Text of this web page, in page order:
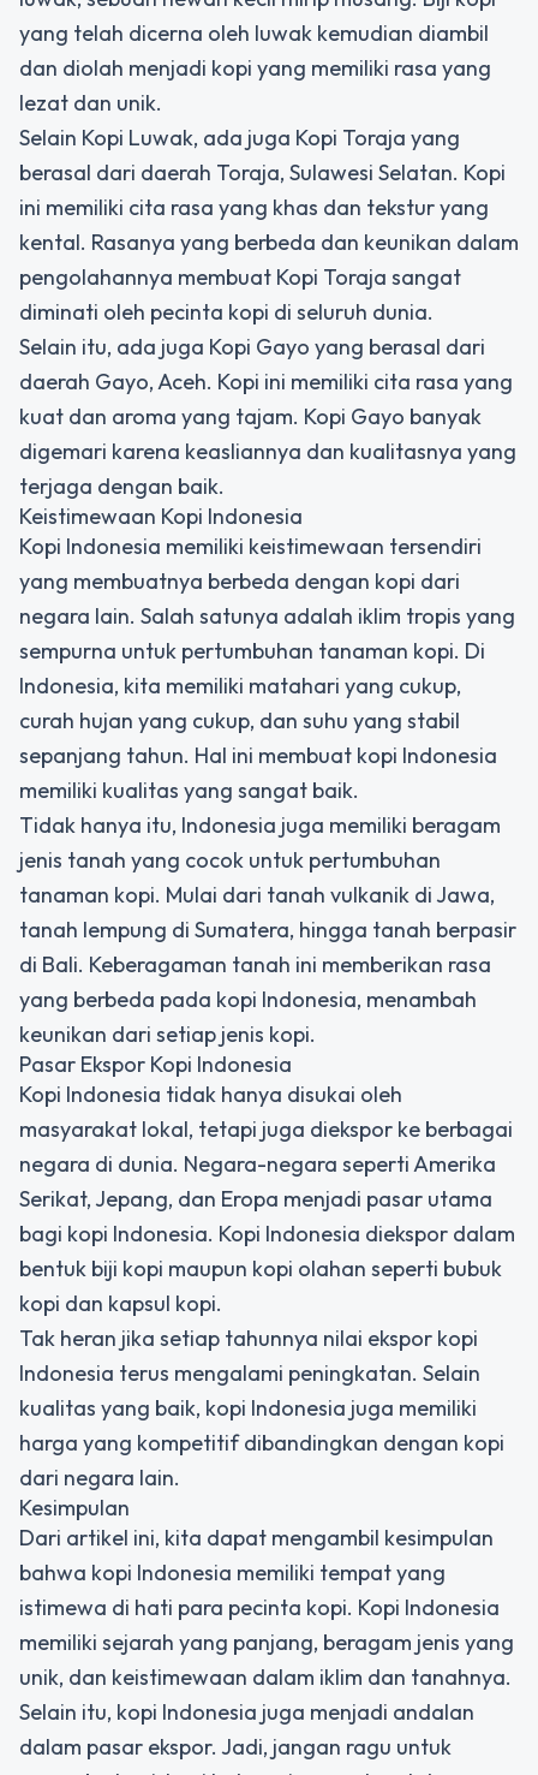
yang telah dicerna oleh luwak kemudian diambil
dan diolah menjadi kopi yang memiliki rasa yang
lezat dan unik.
Selain Kopi Luwak, ada juga Kopi Toraja yang
berasal dari daerah Toraja, Sulawesi Selatan. Kopi
ini memiliki cita rasa yang khas dan tekstur yang
kental. Rasanya yang berbeda dan keunikan dalam
pengolahannya membuat Kopi Toraja sangat
diminati oleh pecinta kopi di seluruh dunia.
Selain itu, ada juga Kopi Gayo yang berasal dari
daerah Gayo, Aceh. Kopi ini memiliki cita rasa yang
kuat dan aroma yang tajam. Kopi Gayo banyak
digemari karena keasliannya dan kualitasnya yang
terjaga dengan baik.
Keistimewaan Kopi Indonesia
Kopi Indonesia memiliki keistimewaan tersendiri
yang membuatnya berbeda dengan kopi dari
negara lain. Salah satunya adalah iklim tropis yang
sempurna untuk pertumbuhan tanaman kopi. Di
Indonesia, kita memiliki matahari yang cukup,
curah hujan yang cukup, dan suhu yang stabil
sepanjang tahun. Hal ini membuat kopi Indonesia
memiliki kualitas yang sangat baik.
Tidak hanya itu, Indonesia juga memiliki beragam
jenis tanah yang cocok untuk pertumbuhan
tanaman kopi. Mulai dari tanah vulkanik di Jawa,
tanah lempung di Sumatera, hingga tanah berpasir
di Bali. Keberagaman tanah ini memberikan rasa
yang berbeda pada kopi Indonesia, menambah
keunikan dari setiap jenis kopi.
Pasar Ekspor Kopi Indonesia
Kopi Indonesia tidak hanya disukai oleh
masyarakat lokal, tetapi juga diekspor ke berbagai
negara di dunia. Negara-negara seperti Amerika
Serikat, Jepang, dan Eropa menjadi pasar utama
bagi kopi Indonesia. Kopi Indonesia diekspor dalam
bentuk biji kopi maupun kopi olahan seperti bubuk
kopi dan kapsul kopi.
Tak heran jika setiap tahunnya nilai ekspor kopi
Indonesia terus mengalami peningkatan. Selain
kualitas yang baik, kopi Indonesia juga memiliki
harga yang kompetitif dibandingkan dengan kopi
dari negara lain.
Kesimpulan
Dari artikel ini, kita dapat mengambil kesimpulan
bahwa kopi Indonesia memiliki tempat yang
istimewa di hati para pecinta kopi. Kopi Indonesia
memiliki sejarah yang panjang, beragam jenis yang
unik, dan keistimewaan dalam iklim dan tanahnya.
Selain itu, kopi Indonesia juga menjadi andalan
dalam pasar ekspor. Jadi, jangan ragu untuk